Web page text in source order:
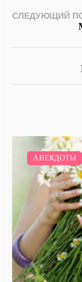
СЛЕДУЮЩИЙ
АНЕКДОТЫ